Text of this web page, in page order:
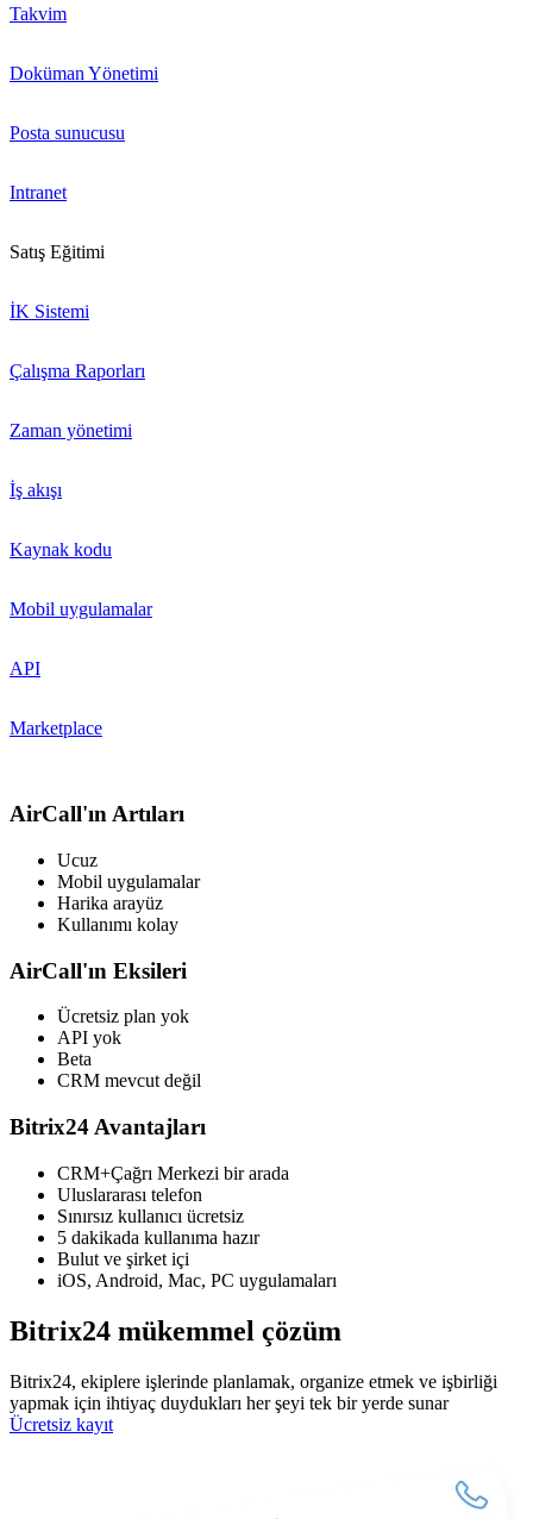
Takvim
Doküman Yönetimi
Posta sunucusu
Intranet
Satış Eğitimi
İK Sistemi
Çalışma Raporları
Zaman yönetimi
İş akışı
Kaynak kodu
Mobil uygulamalar
API
Marketplace
AirCall'ın Artıları
Ucuz
Mobil uygulamalar
Harika arayüz
Kullanımı kolay
AirCall'ın Eksileri
Ücretsiz plan yok
API yok
Beta
CRM mevcut değil
Bitrix24 Avantajları
CRM+Çağrı Merkezi bir arada
Uluslararası telefon
Sınırsız kullanıcı ücretsiz
5 dakikada kullanıma hazır
Bulut ve şirket içi
iOS, Android, Mac, PC uygulamaları
Bitrix24 mükemmel çözüm
Bitrix24, ekiplere işlerinde planlamak, organize etmek ve işbirliği
yapmak için ihtiyaç duydukları her şeyi tek bir yerde sunar
Ücretsiz kayıt